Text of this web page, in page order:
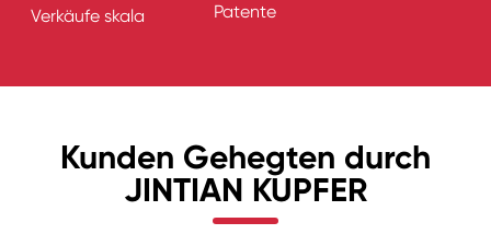
Verkäufe skala
Patente
Kunden Gehegten durch
JINTIAN KUPFER